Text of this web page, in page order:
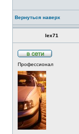
Вернуться наверх
lex71
Профессионал